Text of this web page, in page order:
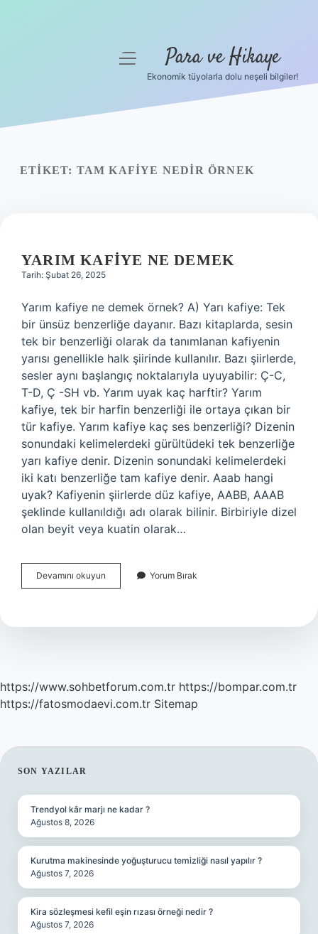
Yasal Uyarı
menüyü
Para ve Hikaye
Ekonomik tüyolarla dolu neşeli bilgiler!
ETIKET: TAM KAFIYE NEDIR ÖRNEK
YARIM KAFIYE NE DEMEK
Tarih: Şubat 26, 2025
Yarım kafiye ne demek örnek? A) Yarı kafiye: Tek
bir ünsüz benzerliğe dayanır. Bazı kitaplarda, sesin
tek bir benzerliği olarak da tanımlanan kafiyenin
yarısı genellikle halk şiirinde kullanılır. Bazı şiirlerde,
sesler aynı başlangıç ​​noktalarıyla uyuyabilir: Ç-C,
T-D, Ç -SH vb. Yarım uyak kaç harftir? Yarım
kafiye, tek bir harfin benzerliği ile ortaya çıkan bir
tür kafiye. Yarım kafiye kaç ses benzerliği? Dizenin
sonundaki kelimelerdeki gürültüdeki tek benzerliğe
yarı kafiye denir. Dizenin sonundaki kelimelerdeki
iki katı benzerliğe tam kafiye denir. Aaab hangi
uyak? Kafiyenin şiirlerde düz kafiye, AABB, AAAB
şeklinde kullanıldığı adı olarak bilinir. Birbiriyle dizel
olan beyit veya kuatin olarak…
Devamını okuyun
Kafiye
Yorum Bırak
https://www.sohbetforum.com.tr https://bompar.com.tr
https://fatosmodaevi.com.tr Sitemap
SIDEBAR
SON YAZILAR
Trendyol kâr marjı ne kadar ?
Ağustos 8, 2026
Kurutma makinesinde yoğuşturucu temizliği nasıl yapılır ?
Ağustos 7, 2026
Kira sözleşmesi kefil eşin rızası örneği nedir ?
Ağustos 7, 2026